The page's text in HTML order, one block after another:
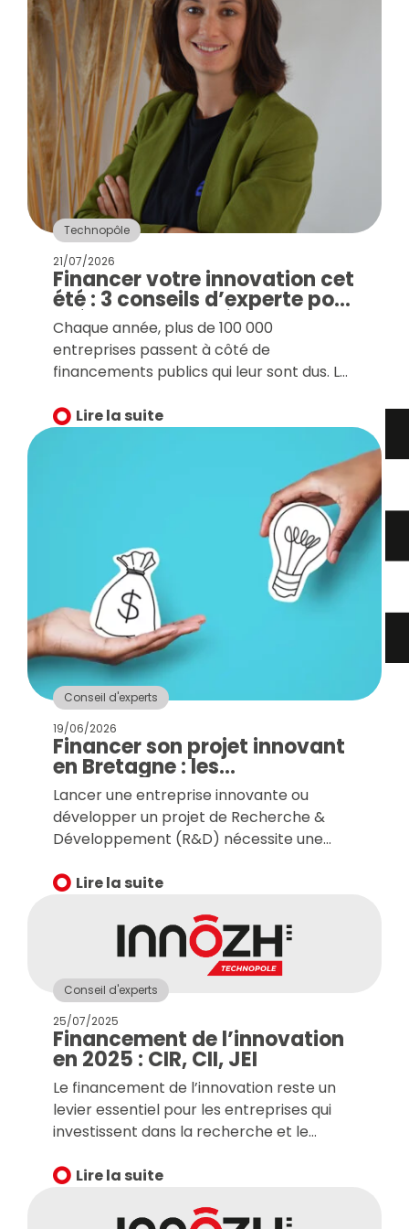
Technopôle
21/07/2026
Financer votre innovation cet
été : 3 conseils d’experte pour
préparer la rentrée
Chaque année, plus de 100 000
entreprises passent à côté de
financements publics qui leur sont dus. Les
à l’innovation ou la conviction trompeuse
poignée de laboratoires de recherche.
Lire la suite
Conseil d'experts
19/06/2026
Financer son projet innovant
en Bretagne : les
fondamentaux pour partir du
bon pied
Lancer une entreprise innovante ou
développer un projet de Recherche &
Développement (R&D) nécessite une
l’amont. En Bretagne et sur le territoire
dispositifs disponibles offre de réelles
opportunités, à condition de respecter
une méthodologie précise et de solliciter
les bons leviers au bon moment. Retour
sur les fondamentaux partagés lors de
notre atelier Focus « Osez, Innovez ! » du 3
juin dernier pour construire une stratégie
de financement solide et cohérente.
Lire la suite
Conseil d'experts
25/07/2025
Financement de l’innovation
en 2025 : CIR, CII, JEI
Le financement de l’innovation reste un
levier essentiel pour les entreprises qui
investissent dans la recherche et le
évolutions législatives et fiscales viennent
Crédit d’Impôt Recherche (CIR), le Crédit
Lire la suite